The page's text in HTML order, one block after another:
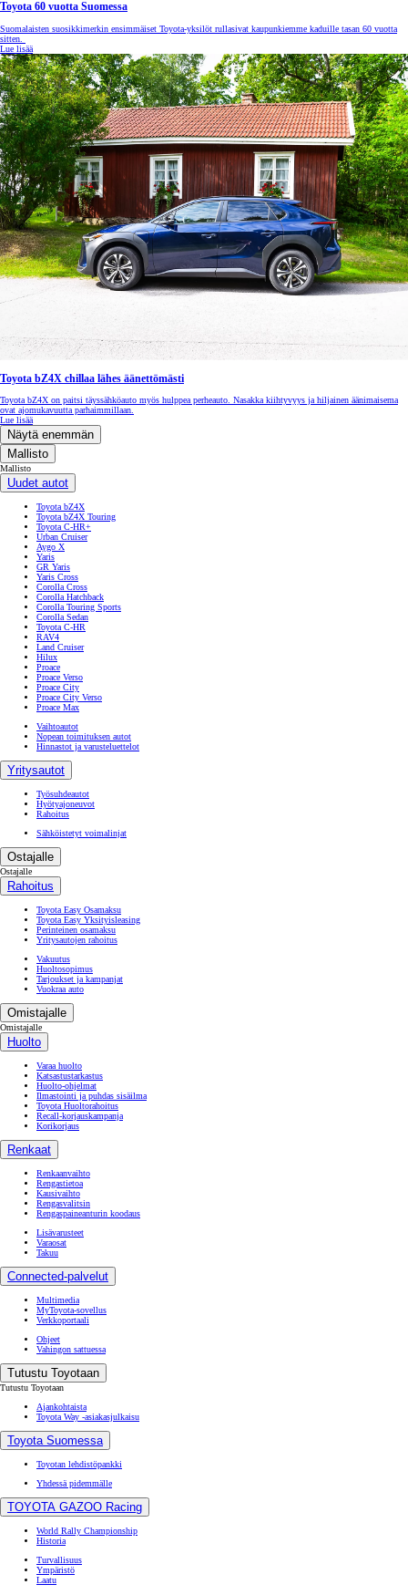
Toyota 60 vuotta Suomessa
Suomalaisten suosikkimerkin ensimmäiset Toyota-yksilöt rullasivat kaupunkiemme kaduille tasan 60 vuotta
sitten.
Lue lisää
Toyota bZ4X chillaa lähes äänettömästi
Toyota bZ4X on paitsi täyssähköauto myös hulppea perheauto. Nasakka kiihtyvyys ja hiljainen äänimaisema
ovat ajomukavuutta parhaimmillaan.
Lue lisää
Näytä enemmän
Mallisto
Mallisto
Uudet autot
Toyota bZ4X
Toyota bZ4X Touring
Toyota C-HR+
Urban Cruiser
Aygo X
Yaris
GR Yaris
Yaris Cross
Corolla Cross
Corolla Hatchback
Corolla Touring Sports
Corolla Sedan
Toyota C-HR
RAV4
Land Cruiser
Hilux
Proace
Proace Verso
Proace City
Proace City Verso
Proace Max
Vaihtoautot
Nopean toimituksen autot
Hinnastot ja varusteluettelot
Yritysautot
Työsuhdeautot
Hyötyajoneuvot
Rahoitus
Sähköistetyt voimalinjat
Ostajalle
Ostajalle
Rahoitus
Toyota Easy Osamaksu
Toyota Easy Yksityisleasing
Perinteinen osamaksu
Yritysautojen rahoitus
Vakuutus
Huoltosopimus
Tarjoukset ja kampanjat
Vuokraa auto
Omistajalle
Omistajalle
Huolto
Varaa huolto
Katsastustarkastus
Huolto-ohjelmat
Ilmastointi ja puhdas sisäilma
Toyota Huoltorahoitus
Recall-korjauskampanja
Korikorjaus
Renkaat
Renkaanvaihto
Rengastietoa
Kausivaihto
Rengasvalitsin
Rengaspaineanturin koodaus
Lisävarusteet
Varaosat
Takuu
Connected-palvelut
Multimedia
MyToyota-sovellus
Verkkoportaali
Ohjeet
Vahingon sattuessa
Tutustu Toyotaan
Tutustu Toyotaan
Ajankohtaista
Toyota Way -asiakasjulkaisu
Toyota Suomessa
Toyotan lehdistöpankki
Yhdessä pidemmälle
TOYOTA GAZOO Racing
World Rally Championship
Historia
Turvallisuus
Ympäristö
Laatu